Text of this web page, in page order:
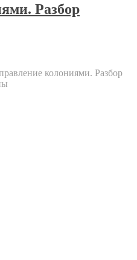
Разбор
колониями. Разбор